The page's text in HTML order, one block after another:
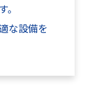
な設備を